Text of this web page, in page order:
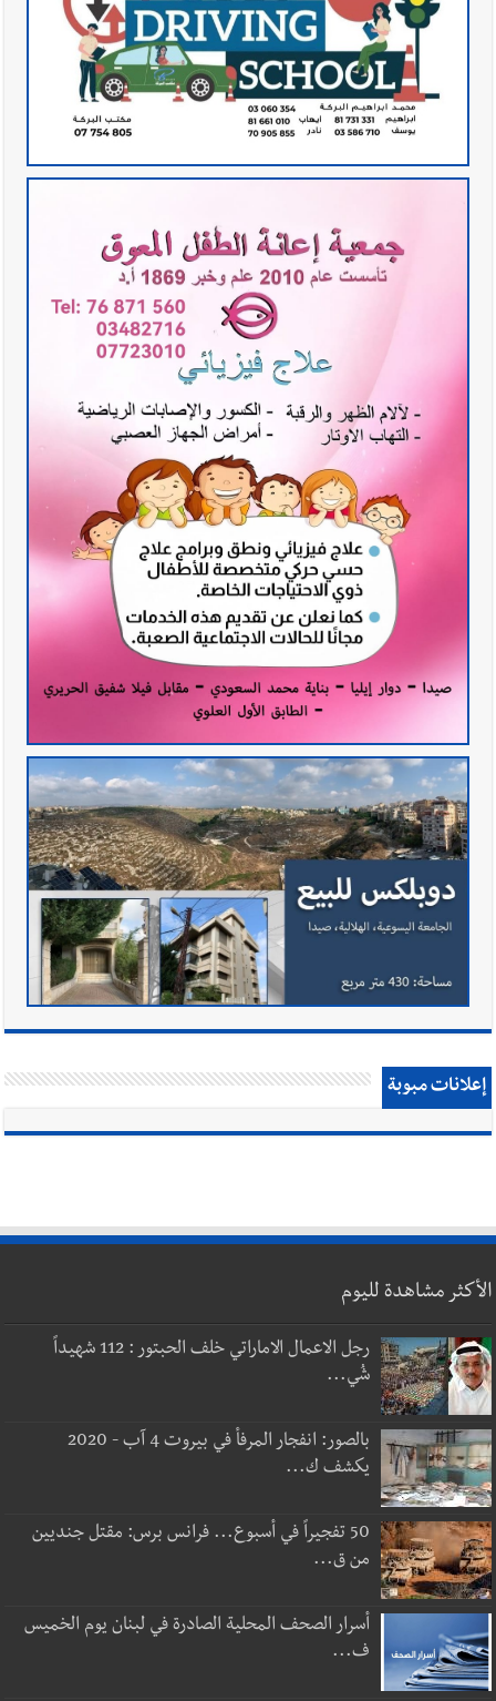
إعلانات مبوبة
الأكثر مشاهدة لليوم
رجل الاعمال الاماراتي خلف الحبتور : 112 شهيداً
شُي...
بالصور: انفجار المرفأ في بيروت 4 آب - 2020
يكشف ك...
50 تفجيراً في أسبوع... فرانس برس: مقتل جنديين
من ق...
أسرار الصحف المحلية الصادرة في لبنان يوم الخميس
ف...